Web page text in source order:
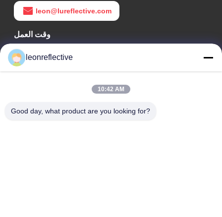
leon@lureflective.com
وقت العمل
9:00-18:00
عنواننا
التكنولوجيا العالية، هيفي، أنهوي، الصين
leonreflective
10:42 AM
Good day, what product are you looking for?